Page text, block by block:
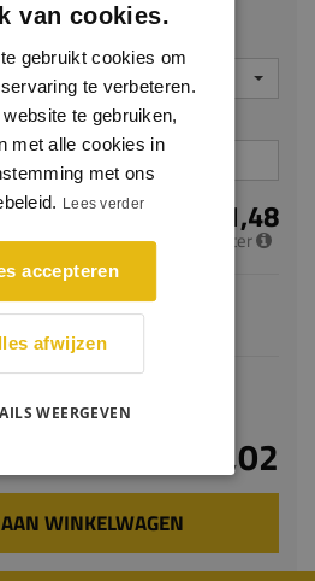
€ 11,48
per meter
voor maatwerk, de verwachte
5-7 werkdagen
€ 35,02
WINKELWAGEN
van cookies.
gebruikt cookies om
te verbeteren.
te gebruiken,
met alle cookies in
met ons
Lees verder
accepteren
afwijzen
WEERGEVEN